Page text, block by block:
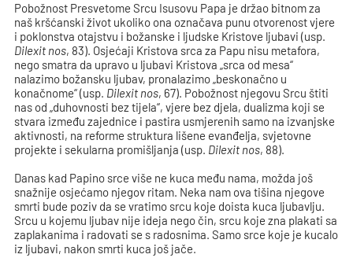
Pobožnost Presvetome Srcu Isusovu Papa je držao bitnom za
naš kršćanski život ukoliko ona označava punu otvorenost vjere
i poklonstva otajstvu i božanske i ljudske Kristove ljubavi (usp.
Dilexit nos, 83). Osjećaji Kristova srca za Papu nisu metafora,
nego smatra da upravo u ljubavi Kristova „srca od mesa“
nalazimo božansku ljubav, pronalazimo „beskonačno u
konačnome“ (usp. Dilexit nos, 67). Pobožnost njegovu Srcu štiti
nas od „duhovnosti bez tijela“, vjere bez djela, dualizma koji se
stvara između zajednice i pastira usmjerenih samo na izvanjske
aktivnosti, na reforme struktura lišene evanđelja, svjetovne
projekte i sekularna promišljanja (usp. Dilexit nos, 88).
Danas kad Papino srce više ne kuca među nama, možda još
snažnije osjećamo njegov ritam. Neka nam ova tišina njegove
smrti bude poziv da se vratimo srcu koje doista kuca ljubavlju.
Srcu u kojemu ljubav nije ideja nego čin, srcu koje zna plakati sa
zaplakanima i radovati se s radosnima. Samo srce koje je kucalo
iz ljubavi, nakon smrti kuca još jače.